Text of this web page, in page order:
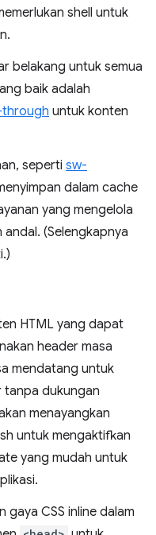
shell untuk
belakang untuk semua
baik adalah
untuk konten
seperti sw-
dalam cache
yang mengelola
(Selengkapnya
HTML yang dapat
header masa
mendatang untuk
tanpa dukungan
menayangkan
untuk mengaktifkan
yang mudah untuk
gaya CSS inline dalam